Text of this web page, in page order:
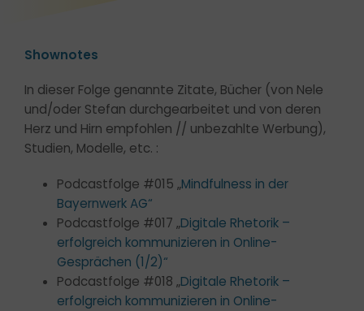
Shownotes
In dieser Folge genannte Zitate, Bücher (von Nele
und/oder Stefan durchgearbeitet und von deren
Herz und Hirn empfohlen // unbezahlte Werbung),
Studien, Modelle, etc. :
Podcastfolge #015 „Mindfulness in der
Bayernwerk AG“
Podcastfolge #017 „Digitale Rhetorik –
erfolgreich kommunizieren in Online-
Gesprächen (1/2)“
Podcastfolge #018 „Digitale Rhetorik –
erfolgreich kommunizieren in Online-